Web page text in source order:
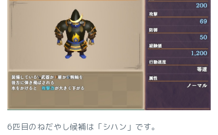
6匹目のねだやし候補は「シハン」です。